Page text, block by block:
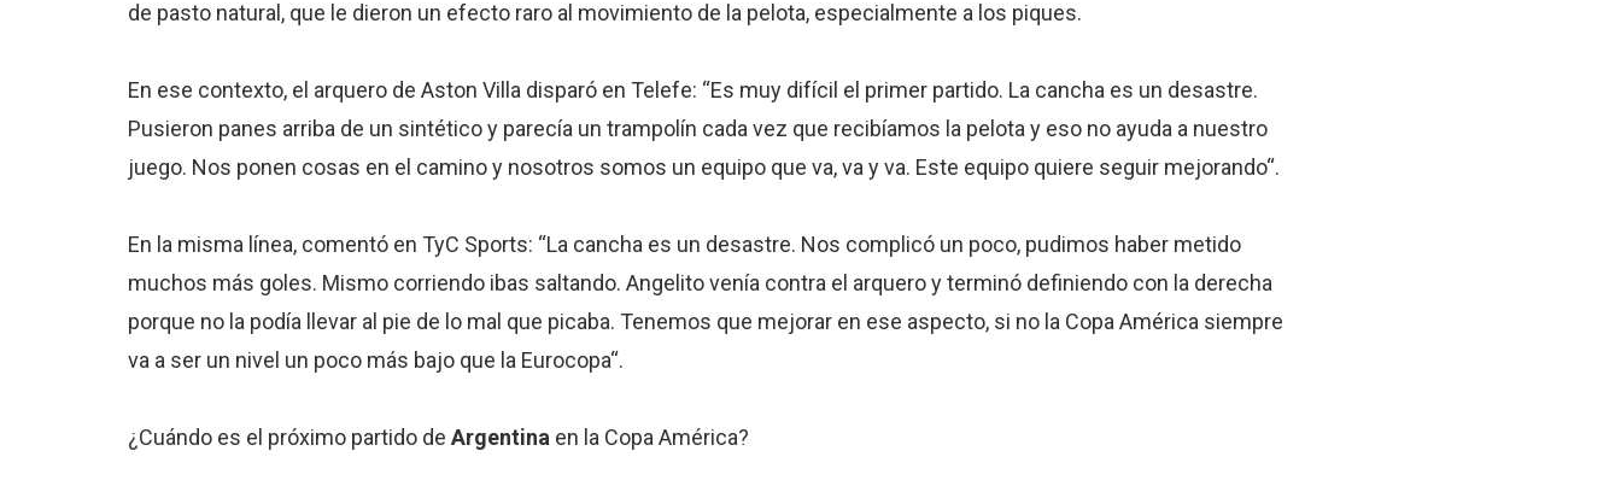
de pasto natural, que le dieron un efecto raro al movimiento de la pelota, especialmente a los piques.
En ese contexto, el arquero de Aston Villa disparó en Telefe: “Es muy difícil el primer partido. La cancha es un desastre.
Pusieron panes arriba de un sintético y parecía un trampolín cada vez que recibíamos la pelota y eso no ayuda a nuestro
juego. Nos ponen cosas en el camino y nosotros somos un equipo que va, va y va. Este equipo quiere seguir mejorando“.
En la misma línea, comentó en TyC Sports: “La cancha es un desastre. Nos complicó un poco, pudimos haber metido
muchos más goles. Mismo corriendo ibas saltando. Angelito venía contra el arquero y terminó definiendo con la derecha
porque no la podía llevar al pie de lo mal que picaba. Tenemos que mejorar en ese aspecto, si no la Copa América siempre
va a ser un nivel un poco más bajo que la Eurocopa“.
¿Cuándo es el próximo partido de Argentina en la Copa América?